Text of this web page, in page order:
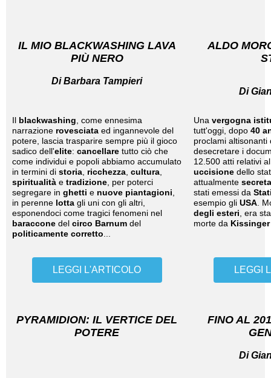
IL MIO BLACKWASHING LAVA
PIÙ NERO
Di Barbara Tampieri
ALDO
Di
Il blackwashing , come ennesima
narrazione rovesciata ed ingannevole del
potere, lascia trasparire sempre più il gioco
sadico dell'elite: cancellare tutto ciò che
come individui e popoli abbiamo accumulato
in termini di storia ricchezza cultura
spiritualità e tradizione , per poterci
segregare in ghetti e nuove piantagioni
in perenne lotta gli uni con gli altri,
esponendoci come tragici fenomeni nel
baraccone del circo Barnum del
politicamente corretto
Una vergogna
tutt'oggi, dopo 40
proclami altisonanti
desecretare i
12.500 atti relativi
uccisione dello
attualmente
stati emessi da
esempio gli USA .
degli esteri , era
morte da Kissinger
LEGGI L'ARTICOLO LEGGI
PYRAMIDION: IL VERTICE DEL
POTERE
FINO AL
Di